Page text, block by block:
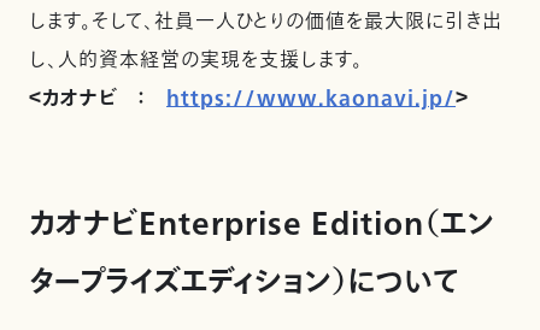
します。そして、社員一人ひとりの価値を最大限に引き出
し、人的資本経営の実現を支援します。
＜カオナビ ： https://www.kaonavi.jp/＞
カオナビEnterprise Edition（エン
タープライズエディション）について